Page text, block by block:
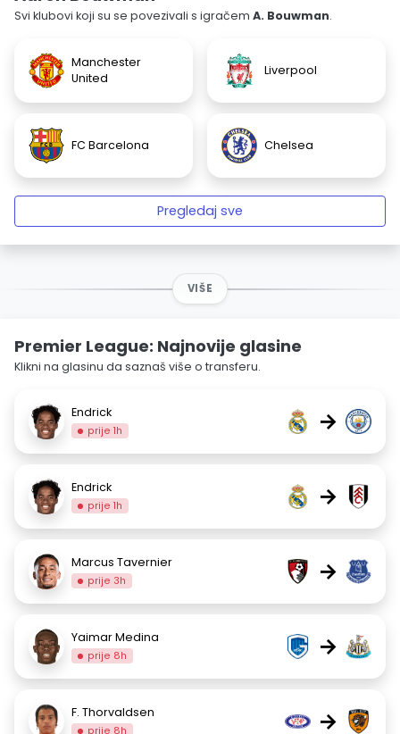
Svi klubovi koji su se povezivali s igračem A. Bouwman.
Manchester
United
Liverpool
FC Barcelona Chelsea
Pregledaj sve
VIŠE
Premier League: Najnovije glasine
Klikni na glasinu da saznaš više o transferu.
Endrick
prije 1h →
Endrick
prije 1h →
Marcus Tavernier
prije 3h →
Yaimar Medina
prije 8h →
F. Thorvaldsen
prije 8h →